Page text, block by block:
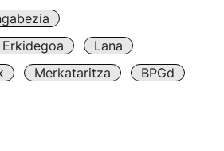
Lana
Merkataritza
BPGd